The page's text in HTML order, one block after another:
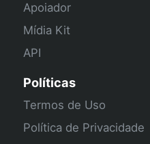
Apoiador
Mídia Kit
API
Políticas
Termos de Uso
Política de Privacidade